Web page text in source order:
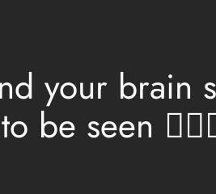
your brain
seen